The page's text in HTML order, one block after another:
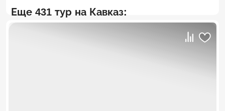
Еще 431 тур на Кавказ: